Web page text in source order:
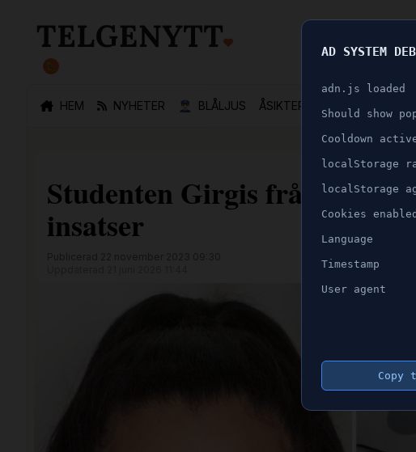
HEM NYHETER 👮🏻‍♂️ BLÅLJUS ÅSIKTER SPORT NÖJE
Studenten Girgis från
insatser
AD SYSTEM
adn.js loaded
Should show
Cooldown
localStorage
localStorage
Cookies enabled
Language
Timestamp
User agent
Copy